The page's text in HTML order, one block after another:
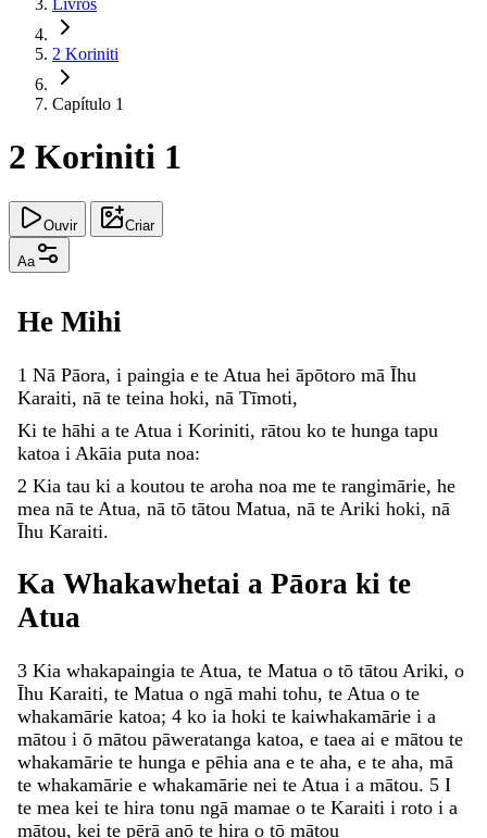
Livros
2 Koriniti
Capítulo 1
2 Koriniti 1
Ouvir Criar
Aa
He Mihi
1 Nā Pāora, i paingia e te Atua hei āpōtoro mā Īhu
Karaiti, nā te teina hoki, nā Tīmoti,
Ki te hāhi a te Atua i Koriniti, rātou ko te hunga tapu
katoa i Akāia puta noa:
2 Kia tau ki a koutou te aroha noa me te rangimārie, he
mea nā te Atua, nā tō tātou Matua, nā te Ariki hoki, nā
Īhu Karaiti.
Ka Whakawhetai a Pāora ki te
Atua
3 Kia whakapaingia te Atua, te Matua o tō tātou Ariki, o
Īhu Karaiti, te Matua o ngā mahi tohu, te Atua o te
whakamārie katoa; 4 ko ia hoki te kaiwhakamārie i a
mātou i ō mātou pāweratanga katoa, e taea ai e mātou te
whakamārie te hunga e pēhia ana e te aha, e te aha, mā
te whakamārie e whakamārie nei te Atua i a mātou. 5 I
te mea kei te hira tonu ngā mamae o te Karaiti i roto i a
mātou, kei te pērā anō te hira o tō mātou